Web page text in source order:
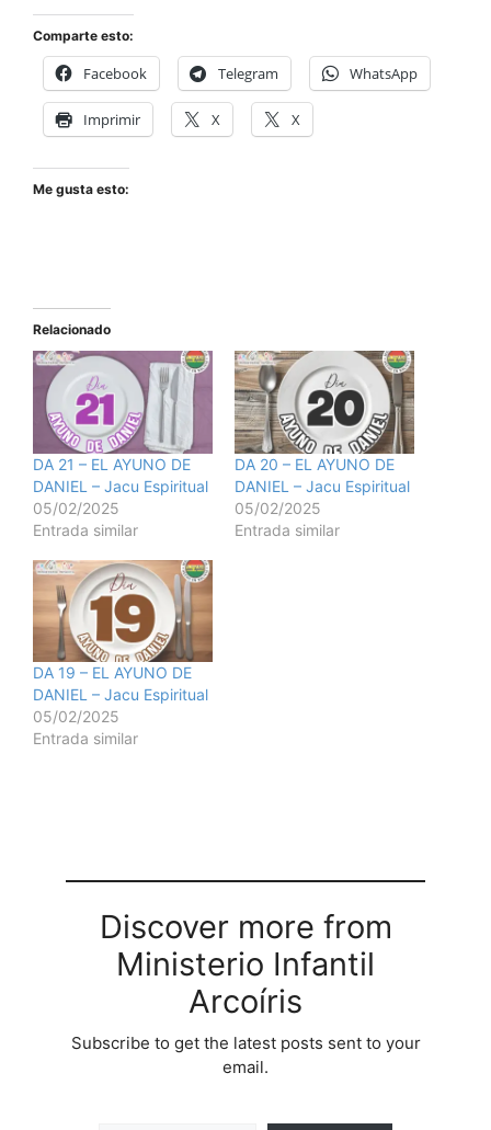
Comparte esto:
Facebook Telegram WhatsApp
Imprimir X X
Me gusta esto:
Relacionado
DA 21 – EL AYUNO DE
DANIEL – Jacu Espiritual
05/02/2025
Entrada similar
DA 20 – EL AYUNO DE
DANIEL – Jacu Espiritual
05/02/2025
Entrada similar
DA 19 – EL AYUNO DE
DANIEL – Jacu Espiritual
05/02/2025
Entrada similar
Discover more from
Ministerio Infantil
Arcoíris
Subscribe to get the latest posts sent to your
email.